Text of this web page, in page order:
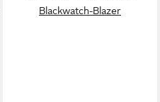
Blackwatch-Blazer